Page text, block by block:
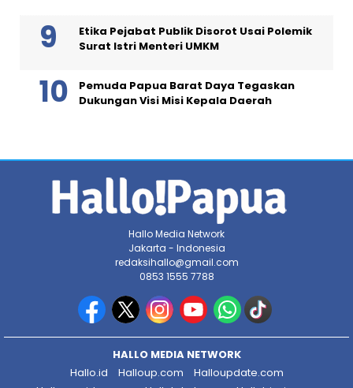
Etika Pejabat Publik Disorot Usai Polemik
Surat Istri Menteri UMKM
Pemuda Papua Barat Daya Tegaskan
Dukungan Visi Misi Kepala Daerah
Hallo Media Network
Jakarta - Indonesia
redaksihallo@gmail.com
0853 1555 7788
HALLO MEDIA NETWORK
Hallo.id
Halloup.com
Halloupdate.com